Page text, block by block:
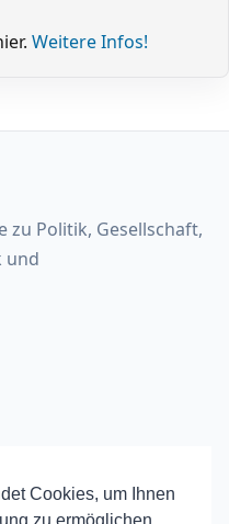
Cookies, um Ihnen
Weitere Infos!
zu Politik, Gesellschaft,
und